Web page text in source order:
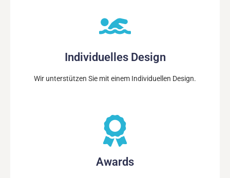
Individuelles Design
Wir unterstützen Sie mit einem Individuellen Design.
Awards